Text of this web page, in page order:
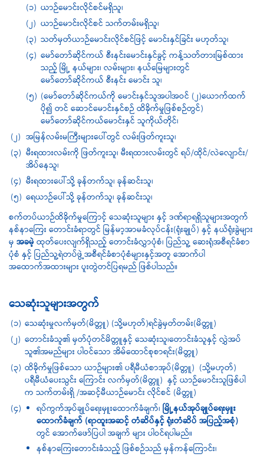
(၁) ယာဉ်မောင်းလိုင်စင်မရှိသူ၊
(၂) ယာဉ်မောင်းလိုင်စင် သက်တမ်းမရှိသူ၊
(၃) သတ်မှတ်ယာဉ်မောင်းလိုင်စင်ဖြင့် မောင်းနှင်ခြင်း မဟုတ်သူ၊
(၄) မော်တော်ဆိုင်ကယ် စီးနင်းမောင်းနှင်ခွင့် ကန့်သတ်တားမြစ်ထား
သည့် မြို့ နယ်များ၊ လမ်းများ၊ နယ်မြေများတွင်
မော်တော်ဆိုင်ကယ် စီးနင်း မောင်း သူ၊
(၅) (မော်တော်ဆိုင်ကယ်ကို မောင်းနှင်သူအပါအဝင် (၂)ယောက်ထက်
ပို၍ တင် ဆောင်မောင်းနှင်စဉ် ထိခိုက်မှုဖြစ်စဉ်တွင်)
မော်တော်ဆိုင်ကယ်မောင်းနှင် သူကိုယ်တိုင်၊
(၂) အမြန်လမ်းမကြီးများပေါ်တွင် လမ်းဖြတ်ကူးသူ၊
(၃) မီးရထားလမ်းကို ဖြတ်ကူးသူ၊ မီးရထားလမ်းတွင် ရပ်/ထိုင်/လဲလျောင်း/
အိပ်နေသူ၊
(၄) မီးရထားပေါ်သို့ ခုန်တက်သူ၊ ခုန်ဆင်းသူ၊
(၅) ရေယာဉ်ပေါ်သို့ ခုန်တက်သူ၊ ခုန်ဆင်းသူ၊
စက်တပ်ယာဉ်ထိခိုက်မှုကြောင့် သေဆုံးသူများ နှင့် ဒဏ်ရာရရှိသူများအတွက်
နစ်နာကြေး တောင်းခံရာတွင် မြန်မာ့အာမခံလုပ်ငန်း(ရုံးချုပ်) နှင့် နယ်ရုံးခွဲများ
မှ အခမဲ့ ထုတ်ပေးလျက်ရှိသည့် တောင်းခံလွှာပုံစံ၊ ပြည်သူ့ ဆေးရုံအစီရင်ခံစာ
ပုံစံ နှင့် ပြည်သူ့ရဲတပ်ဖွဲ့အစီရင်ခံစာပုံစံများနှင့်အတူ အောက်ပါ
အထောက်အထားများ ပူးတွဲတင်ပြရမည် ဖြစ်ပါသည်။
သေဆုံးသူများအတွက်
(၁) သေဆုံးမှုလက်မှတ်(မိတ္တူ) (သို့မဟုတ်)ရင်ခွဲမှတ်တမ်း(မိတ္တူ)
(၂) တောင်းခံသူ၏ မှတ်ပုံတင်မိတ္တူနှင့် သေဆုံးသူ၊တောင်းခံသူနှင့် လွှဲအပ်
သူ၏အမည်များ ပါဝင်သော အိမ်ထောင်စုစာရင်း(မိတ္တူ)
(၃) ထိခိုက်မှုဖြစ်သော ယာဉ်များ၏ ပရီမီယံစာအုပ်(မိတ္တူ) (သို့မဟုတ်)
ပရီမီယံပေးသွင်း ကြောင်း လက်မှတ်(မိတ္တူ) နှင့် ယာဉ်မောင်းသူဖြစ်ပါ
က သက်တမ်းရှိ /အဆင့်မီယာဉ်မောင်း လိုင်စင် (မိတ္တူ)
(၄)
ရပ်ကွက်အုပ်ချုပ်ရေးမှူးထောက်ခံချက်၊ မြို့နယ်အုပ်ချုပ်ရေးမှူး
ထောက်ခံချက် (ရာထူးအဆင့် တံဆိပ်နှင့် ရုံးတံဆိပ် အပြည့်အစုံ)
တွင် အောက်ဖော်ပြပါ အချက် များ ပါဝင်ရပါမည်။
နစ်နာကြေးတောင်းခံသည့် ဖြစ်စဉ်သည် မှန်ကန်ကြောင်း၊